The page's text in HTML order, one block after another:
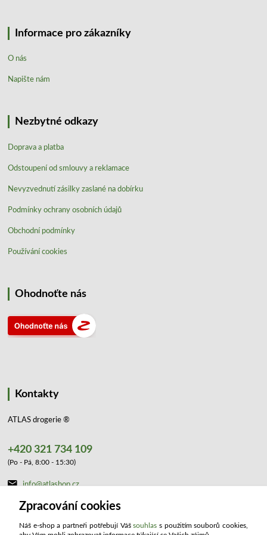
Informace pro zákazníky
O nás
Napište nám
Nezbytné odkazy
Doprava a platba
Odstoupení od smlouvy a reklamace
Nevyzvednutí zásilky zaslané na dobírku
Podmínky ochrany osobních údajů
Obchodní podmínky
Používání cookies
Ohodnoťte nás
Kontakty
ATLAS drogerie ®
+420 321 734 109
(Po - Pá, 8:00 - 15:30)
info@atlashop.cz
Zpracování cookies
Náš e-shop a partneři potřebují Vášsouhlas s použitím souborů cookies,